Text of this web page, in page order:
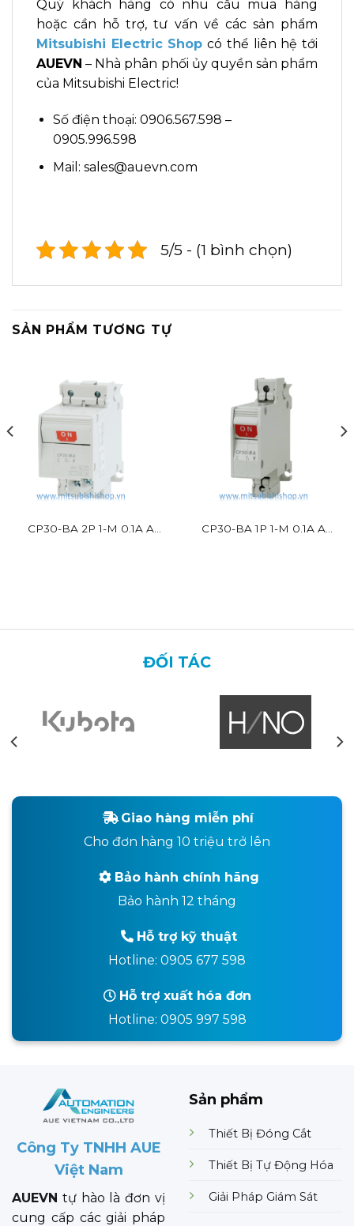
Quý khách hàng có nhu cầu mua hàng
hoặc cần hỗ trợ, tư vấn về các sản phẩm
Mitsubishi Electric Shop có thể liên hệ tới
AUEVN – Nhà phân phối ủy quyền sản phẩm
của Mitsubishi Electric!
Số điện thoại: 0906.567.598 –
0905.996.598
Mail: sales@auevn.com
5/5 - (1 bình chọn)
SẢN PHẨM TƯƠNG TỰ
CP30-BA 2P 1-M 0.1A A
CP30-BA 1P 1-M 0.1A A
ĐỐI TÁC
Giao hàng miễn phí
Cho đơn hàng 10 triệu trở lên
Bảo hành chính hãng
Bảo hành 12 tháng
Hỗ trợ kỹ thuật
Hotline: 0905 677 598
Hỗ trợ xuất hóa đơn
Hotline: 0905 997 598
Công Ty TNHH AUE
Việt Nam
AUEVN tự hào là đơn vị
cung cấp các giải pháp
Sản phẩm
Thiết Bị Đóng Cắt
Thiết Bị Tự Động Hóa
Giải Pháp Giám Sát